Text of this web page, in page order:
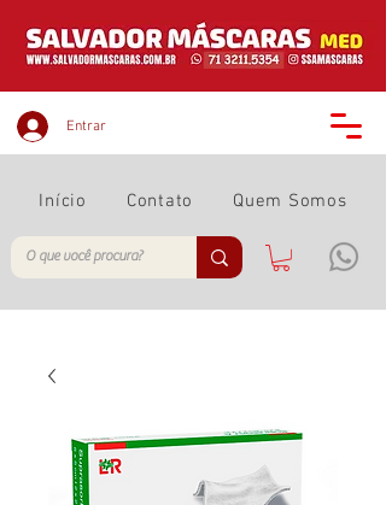
Início Contato Quem Somos
Entrar